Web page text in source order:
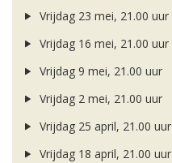
Vrijdag 23 mei, 21.00 uur
Vrijdag 16 mei, 21.00 uur
Vrijdag 9 mei, 21.00 uur
Vrijdag 2 mei, 21.00 uur
Vrijdag 25 april, 21.00 uur
Vrijdag 18 april, 21.00 uur